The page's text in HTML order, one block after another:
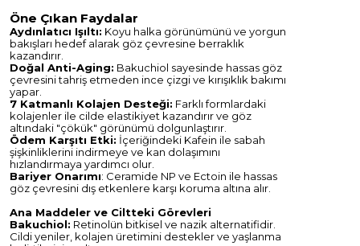
Öne Çıkan Faydalar
Aydınlatıcı Işıltı: Koyu halka görünümünü ve yorgun
bakışları hedef alarak göz çevresine berraklık
kazandırır.
Doğal Anti-Aging: Bakuchiol sayesinde hassas göz
çevresini tahriş etmeden ince çizgi ve kırışıklık bakımı
yapar.
7 Katmanlı Kolajen Desteği: Farklı formlardaki
kolajenler ile cilde elastikiyet kazandırır ve göz
altındaki "çökük" görünümü dolgunlaştırır.
Ödem Karşıtı Etki: İçeriğindeki Kafein ile sabah
şişkinliklerini indirmeye ve kan dolaşımını
hızlandırmaya yardımcı olur.
Bariyer Onarımı: Ceramide NP ve Ectoin ile hassas
göz çevresini dış etkenlere karşı koruma altına alır.
Ana Maddeler ve Ciltteki Görevleri
Bakuchiol: Retinolün bitkisel ve nazik alternatifidir.
Cildi yeniler, kolajen üretimini destekler ve yaşlanma